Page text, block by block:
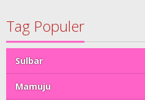
Tag Populer
Sulbar
Mamuju